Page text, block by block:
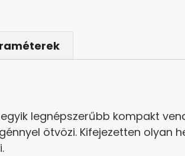
legnépszerűbb kompakt
ötvözi. Kifejezetten olyan